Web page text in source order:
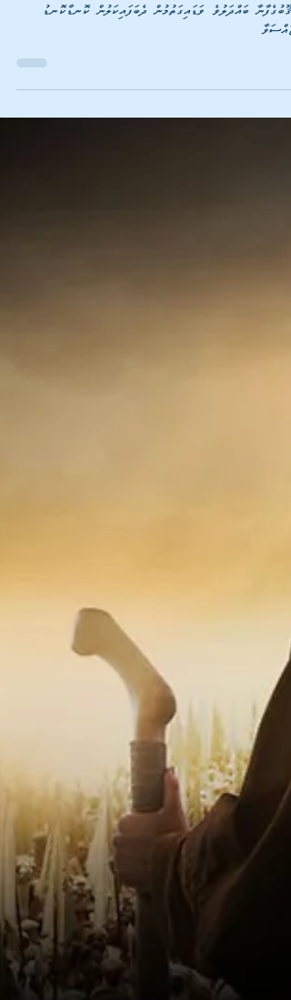
ދިގު ގެއްލުމަށްފަހު، އެކަލޭގެފާނުގެ ބައްޕާފުޅު
ބައްދަލުވެ ވަޑައިގަތުމުން ދެބަފައިކަލުން ކޮނޑާކޮނޑު